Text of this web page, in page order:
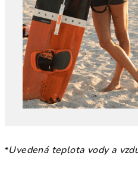
*Uvedená teplota vody a